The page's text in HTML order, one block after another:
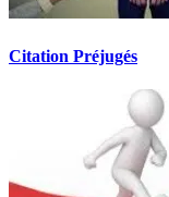
Citation Préjugés